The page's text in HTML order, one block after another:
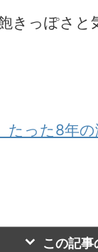
きっぽさ
たった8年
この記事